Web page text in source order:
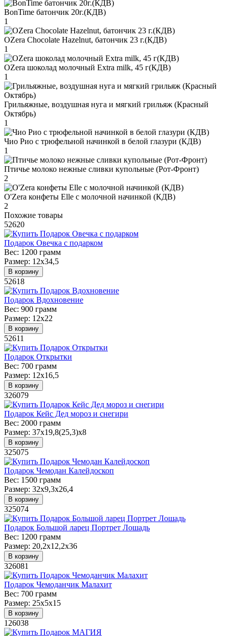
BonTime батончик 20г.(КДВ)
1
OZera Chocolate Hazelnut, батончик 23 г.(КДВ)
1
OZera шоколад молочный Extra milk, 45 г(КДВ)
1
Грильяжные, воздушная нуга и мягкий грильяж (Красный
Октябрь)
1
Чио Рио с трюфельной начинкой в белой глазури (КДВ)
1
Птичье молоко нежные сливки купольные (Рот-Фронт)
2
O'Zera конфеты Elle с молочной начинкой (КДВ)
2
Похожие товары
52620
Подарок Овечка с подарком
Вес: 1200 грамм
Размер: 12х34,5
В корзину
52618
Подарок Вдохновение
Вес: 900 грамм
Размер: 12х22
В корзину
52611
Подарок Открытки
Вес: 700 грамм
Размер: 12х16,5
В корзину
326079
Подарок Кейс Дед мороз и снегири
Вес: 2000 грамм
Размер: 37х19,8(25,3)х8
В корзину
325075
Подарок Чемодан Калейдоскоп
Вес: 1500 грамм
Размер: 32х9,3х26,4
В корзину
325074
Подарок Большой ларец Портрет Лошадь
Вес: 1200 грамм
Размер: 20,2х12,2х36
В корзину
326081
Подарок Чемоданчик Малахит
Вес: 700 грамм
Размер: 25х5х15
В корзину
126038